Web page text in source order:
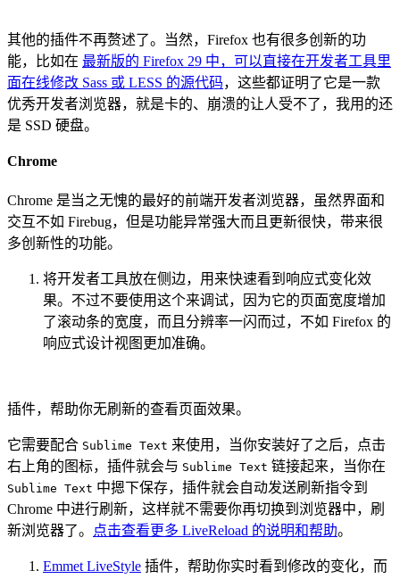
其他的插件不再赘述了。当然，Firefox 也有很多创新的功
能，比如在 最新版的 Firefox 29 中，可以直接在开发者工具里
面在线修改 Sass 或 LESS 的源代码，这些都证明了它是一款
优秀开发者浏览器，就是卡的、崩溃的让人受不了，我用的还
是 SSD 硬盘。
Chrome
Chrome 是当之无愧的最好的前端开发者浏览器，虽然界面和
交互不如 Firebug，但是功能异常强大而且更新很快，带来很
多创新性的功能。
将开发者工具放在侧边，用来快速看到响应式变化效
果。不过不要使用这个来调试，因为它的页面宽度增加
了滚动条的宽度，而且分辨率一闪而过，不如 Firefox 的
响应式设计视图更加准确。
插件，帮助你无刷新的查看页面效果。
它需要配合 Sublime Text 来使用，当你安装好了之后，点击
右上角的图标，插件就会与 Sublime Text 链接起来，当你在
Sublime Text 中摁下保存，插件就会自动发送刷新指令到
Chrome 中进行刷新，这样就不需要你再切换到浏览器中，刷
新浏览器了。
点击查看更多 LiveReload 的说明和帮助。
Emmet LiveStyle 插件，帮助你实时看到修改的变化，而